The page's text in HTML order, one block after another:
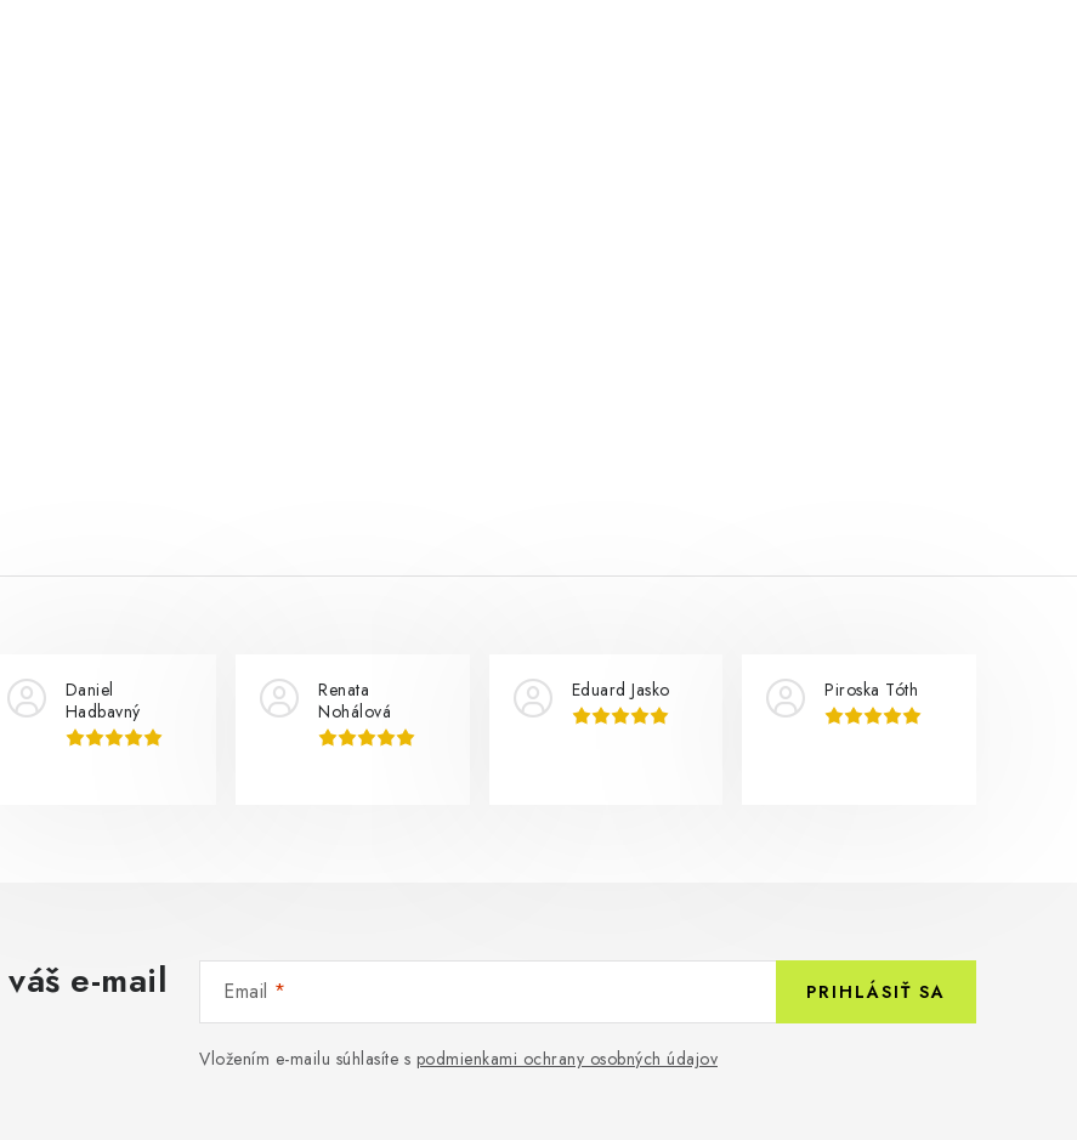
Daniel
Hadbavný
Renata
Nohálová
Eduard Jasko Piroska Tóth
e-mail Email
Vložením e-mailu súhlasíte s podmienkami ochrany osobných údajov
PRIHLÁSIŤ SA